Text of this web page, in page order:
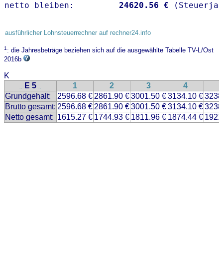
netto bleiben: 24620.56 €
ausführlicher Lohnsteuerrechner auf rechner24.info
1: die Jahresbeträge beziehen sich auf die ausgewählte Tabelle TV-L/Ost
2016b
K
.. E 5 .. 1 2 3 4
Grundgehalt:
2596.68 € 2861.90 €3001.50 €3134.10 €
Brutto gesamt: 2596.68 € 2861.90 €3001.50 €3134.10 €
Netto gesamt: 1615.27 € 1744.93 € 1811.96 € 1874.44 €